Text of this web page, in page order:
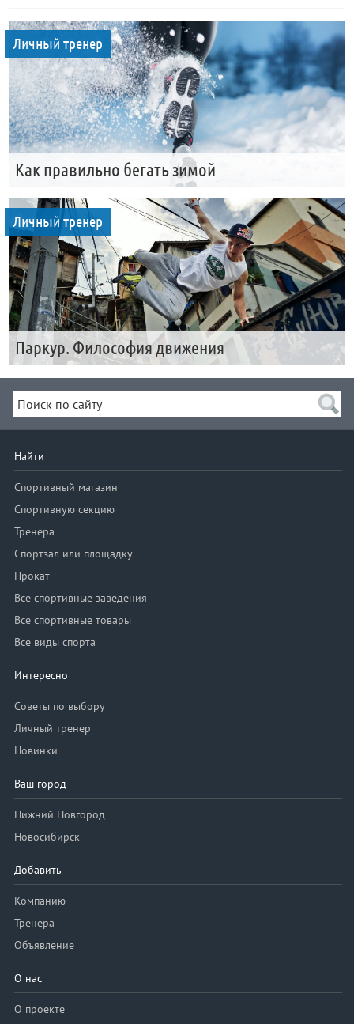
Личный тренер
Как правильно бегать зимой
Личный тренер
Паркур. Философия движения
Найти
Спортивный магазин
Спортивную секцию
Тренера
Спортзал или площадку
Прокат
Все спортивные заведения
Все спортивные товары
Все виды спорта
Интересно
Советы по выбору
Личный тренер
Новинки
Ваш город
Нижний Новгород
Новосибирск
Добавить
Компанию
Тренера
Объявление
О нас
О проекте